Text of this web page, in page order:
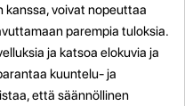
kanssa, voivat nopeuttaa
parempia tuloksia.
ja katsoa elokuvia ja
kuuntelu- ja
että säännöllinen